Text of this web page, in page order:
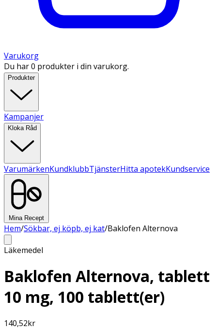
Varukorg
Du har 0 produkter i din varukorg.
Produkter
Kampanjer
Kloka Råd
VarumärkenKundklubbTjänsterHitta apotekKundservice
Mina Recept
Hem/Sökbar, ej köpb, ej kat/Baklofen Alternova
Läkemedel
Baklofen Alternova, tablett
10 mg, 100 tablett(er)
140,52kr